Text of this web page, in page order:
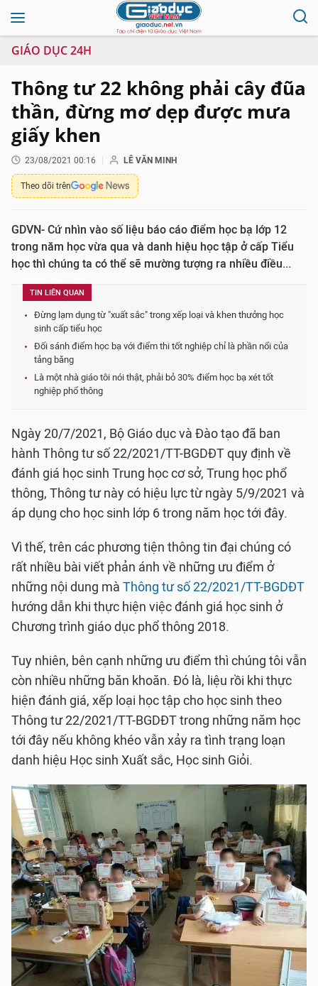
GIÁO DỤC 24H
Thông tư 22 không phải cây đũa
thần, đừng mơ dẹp được mưa
giấy khen
23/08/2021 00:16 LÊ VĂN MINH
Theo dõi trên
GDVN- Cứ nhìn vào số liệu báo cáo điểm học bạ lớp 12
trong năm học vừa qua và danh hiệu học tập ở cấp Tiểu
học thì chúng ta có thể sẽ mường tượng ra nhiều điều...
TIN LIÊN QUAN
Đừng lạm dụng từ "xuất sắc" trong xếp loại và khen thưởng học
sinh cấp tiểu học
Đối sánh điểm học bạ với điểm thi tốt nghiệp chỉ là phần nổi của
tảng băng
Là một nhà giáo tôi nói thật, phải bỏ 30% điểm học bạ xét tốt
nghiệp phổ thông
Ngày 20/7/2021, Bộ Giáo dục và Đào tạo đã ban
hành Thông tư số 22/2021/TT-BGDĐT quy định về
đánh giá học sinh Trung học cơ sở, Trung học phổ
thông, Thông tư này có hiệu lực từ ngày 5/9/2021 và
áp dụng cho học sinh lớp 6 trong năm học tới đây.
Vì thế, trên các phương tiện thông tin đại chúng có
rất nhiều bài viết phản ánh về những ưu điểm ở
những nội dung mà Thông tư số 22/2021/TT-BGDĐT
hướng dẫn khi thực hiện việc đánh giá học sinh ở
Chương trình giáo dục phổ thông 2018.
Tuy nhiên, bên cạnh những ưu điểm thì chúng tôi vẫn
còn nhiều những băn khoăn. Đó là, liệu rồi khi thực
hiện đánh giá, xếp loại học tập cho học sinh theo
Thông tư 22/2021/TT-BGDĐT trong những năm học
tới đây nếu không khéo vẫn xảy ra tình trạng loạn
danh hiệu Học sinh Xuất sắc, Học sinh Giỏi.